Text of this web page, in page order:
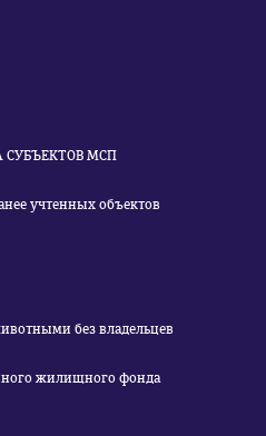
МСП
учтенных объектов
без владельцев
жилищного фонда